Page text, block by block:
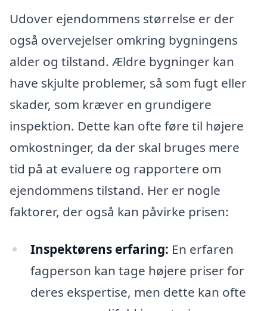
Udover ejendommens størrelse er der
også overvejelser omkring bygningens
alder og tilstand. Ældre bygninger kan
have skjulte problemer, så som fugt eller
skader, som kræver en grundigere
inspektion. Dette kan ofte føre til højere
omkostninger, da der skal bruges mere
tid på at evaluere og rapportere om
ejendommens tilstand. Her er nogle
faktorer, der også kan påvirke prisen:
Inspektørens erfaring: En erfaren
fagperson kan tage højere priser for
deres ekspertise, men dette kan ofte